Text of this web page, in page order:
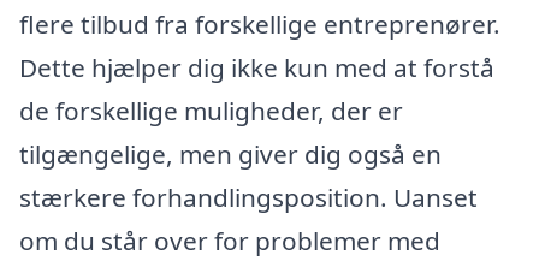
flere tilbud fra forskellige entreprenører.
Dette hjælper dig ikke kun med at forstå
de forskellige muligheder, der er
tilgængelige, men giver dig også en
stærkere forhandlingsposition. Uanset
om du står over for problemer med